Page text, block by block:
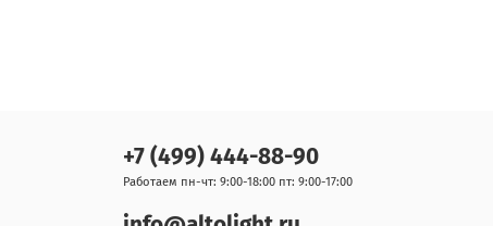
+7 (499) 444-88-90
Работаем пн-чт: 9:00-18:00 пт: 9:00-17:00